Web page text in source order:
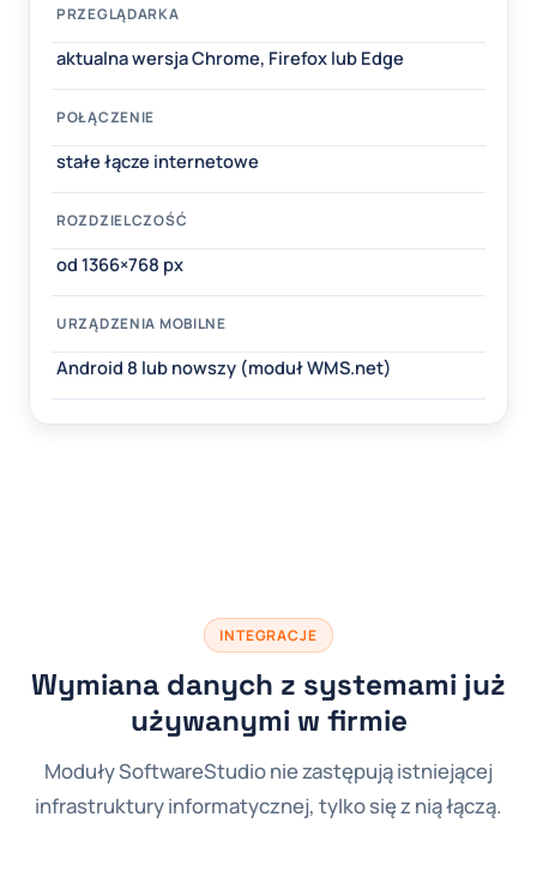
PRZEGLĄDARKA
aktualna wersja Chrome, Firefox lub Edge
POŁĄCZENIE
stałe łącze internetowe
ROZDZIELCZOŚĆ
od 1366×768 px
URZĄDZENIA MOBILNE
Android 8 lub nowszy (moduł WMS.net)
INTEGRACJE
Wymiana danych z systemami już
używanymi w firmie
Moduły SoftwareStudio nie zastępują istniejącej
infrastruktury informatycznej, tylko się z nią łączą.